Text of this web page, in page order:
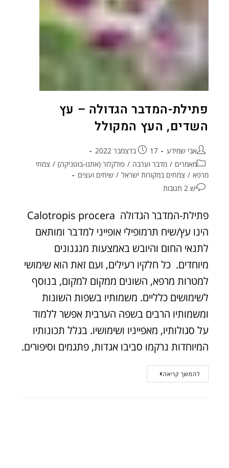
פתילת-המדבר הגדולה – עץ
השדים, העץ המקולל
אבי שמידע
17 בדצמבר 2022
מאמרים / מדבר וערבה / פולקלור (אתנו-בוטניקה) / צמחי
מרפא / צמחים במקורות ישראל / שיחים ועצים
יש 2 תגובות
פתילת-המדבר הגדולה Calotropis procera
הינו עץ/שיח תרמופילי אופייני למדבר ומותאם
לתנאי החום והיובש באמצעות מנגנונים
מיוחדים. כל חלקיו רעילים, ועם זאת הוא שימושי
למטרות מרפא, השונים ממקום למקום, בנוסף
לשימושים כלליים. משמותיו בשפות השונות
ומשמותיו הרבים בשפה הערבית אפשר ללמוד
על סגולותיו, מאפייניו ושימושיו. בגלל תכונותיו
המיוחדות נרקמו סביבו אגדות, פתגמים וסיפורים.
להמשך קריאה